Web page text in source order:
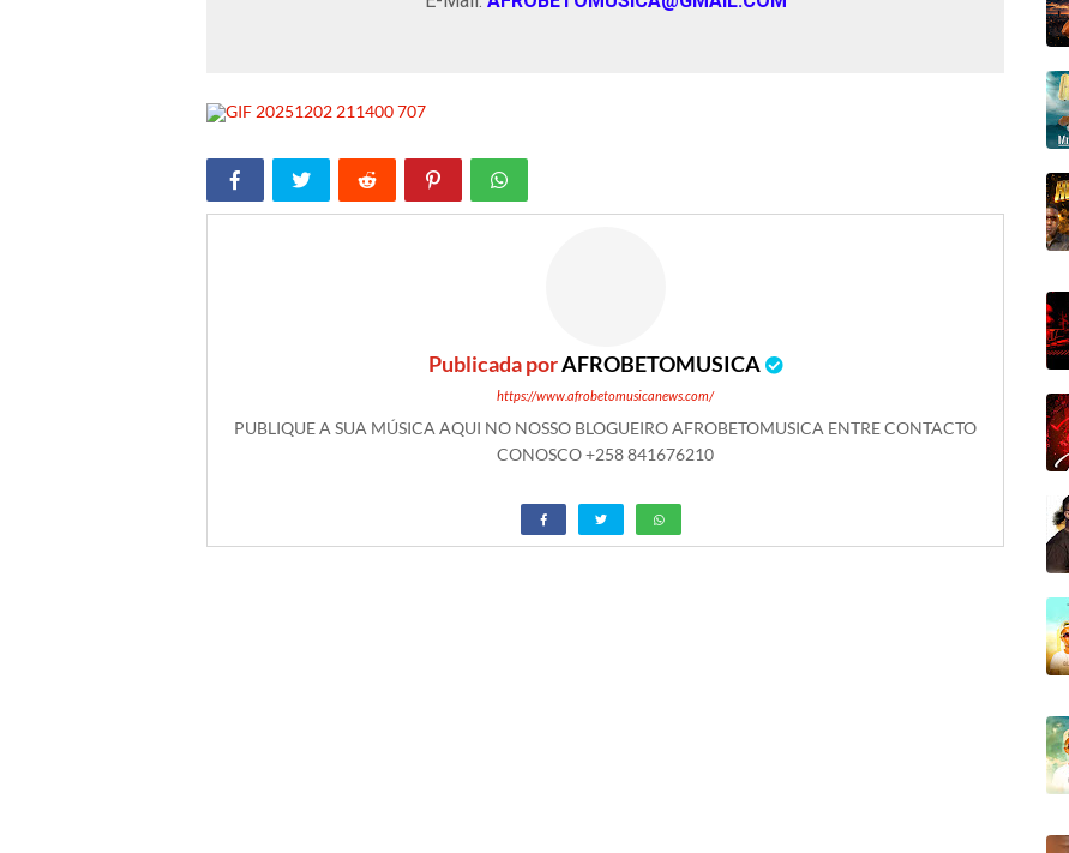
Publicada porAFROBETOMUSICA
https://www.afrobetomusicanews.com/
PUBLIQUE A SUA MÚSICA AQUI NO NOSSO BLOGUEIRO AFROBETOMUSICA ENTRE CONTACTO
CONOSCO +258 841676210